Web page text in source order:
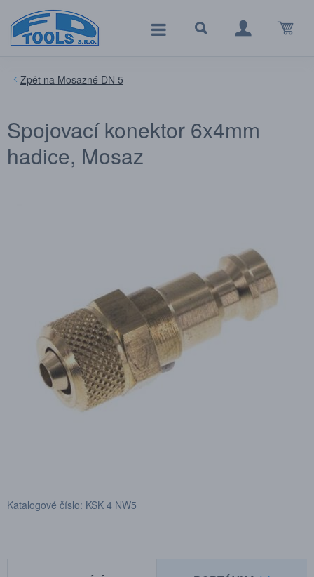
Mosazné DN 5
Spojovací konektor 6x4mm
hadice, Mosaz
Katalogové číslo: KSK 4 NW5